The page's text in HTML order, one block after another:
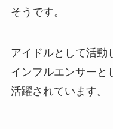
そうです。
アイドルとして活動
インフルエンサーと
活躍されています。